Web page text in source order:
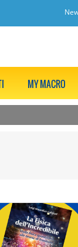
MY MACRO